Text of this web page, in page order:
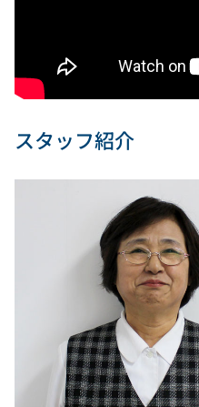
スタッフ紹介